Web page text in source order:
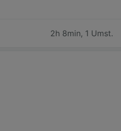
2h 8min, 1 Umst.